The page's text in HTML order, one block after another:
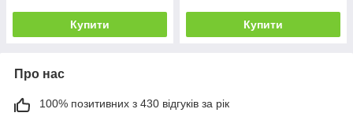
Купити Купити
Про нас
100% позитивних з 430 відгуків за рік